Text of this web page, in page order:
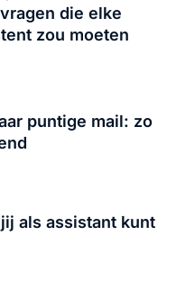
die elke
zou moeten
puntige mail: zo
als assistant kunt